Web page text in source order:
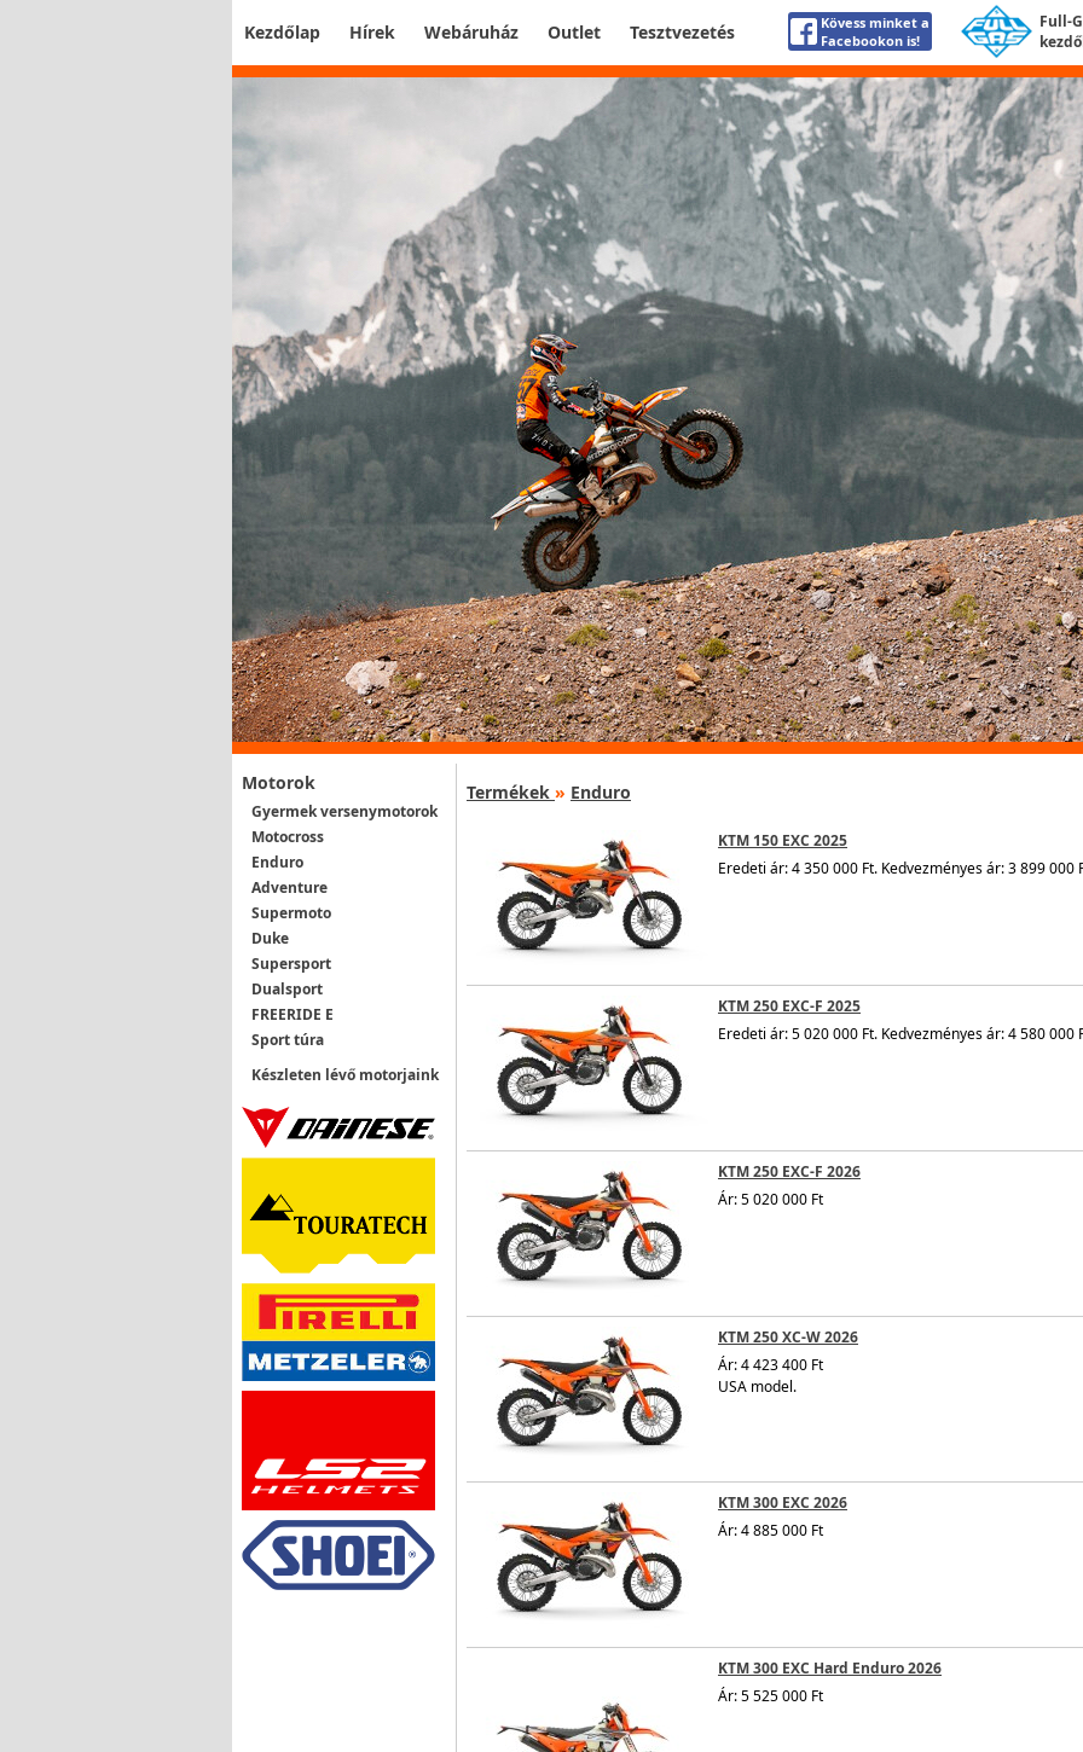
Kezdőlap Hírek Webáruház Outlet Tesztvezetés
Kövess minket a
Facebookon is!
Full-
Motorok
Gyermek versenymotorok
Motocross
Enduro
Adventure
Supermoto
Duke
Supersport
Dualsport
FREERIDE E
Sport túra
Készleten lévő motorjaink
Termékek » Enduro
KTM 150 EXC 2025
Eredeti ár: 4 350 000 Ft. Kedvezményes ár: 3 899 000
KTM 250 EXC-F 2025
Eredeti ár: 5 020 000 Ft. Kedvezményes ár: 4 580 000
KTM 250 EXC-F 2026
Ár: 5 020 000 Ft
KTM 250 XC-W 2026
Ár: 4 423 400 Ft
USA model.
KTM 300 EXC 2026
Ár: 4 885 000 Ft
KTM 300 EXC Hard Enduro 2026
Ár: 5 525 000 Ft